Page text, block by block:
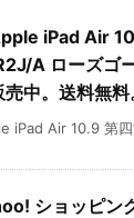
iPad Air
A ローズゴ
中。送料無料
iPad Air 10.9 第
ショッピン